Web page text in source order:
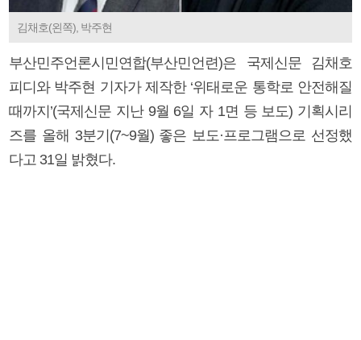
김채호(왼쪽), 박주현
부산민주언론시민연합(부산민언련)은 국제신문 김채호
피디와 박주현 기자가 제작한 ‘위태로운 통학로 안전해질
때까지’(국제신문 지난 9월 6일 자 1면 등 보도) 기획시리
즈를 올해 3분기(7~9월) 좋은 보도·프로그램으로 선정했
다고 31일 밝혔다.